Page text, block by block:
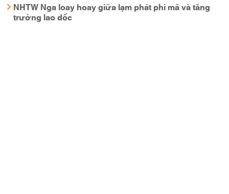
NHTW Nga loay hoay giữa lạm phát phi mã và tăng
trưởng lao dốc